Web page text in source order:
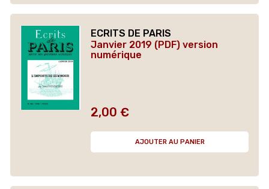
ECRITS DE PARIS
Janvier 2019 (PDF) version
numérique
Prix
2,00 €
AJOUTER AU PANIER